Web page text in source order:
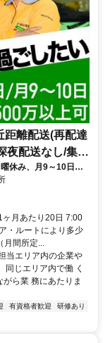
距離配送(再配達
夜配送なし/集配
休み、月9～10日休
ヶ月あたり20日 7:00
・ルートにより多少
月間所定...
当エリア内の企業や
同じエリア内で働 く
ら業 務にあたりま
有資格者歓迎
研修あり